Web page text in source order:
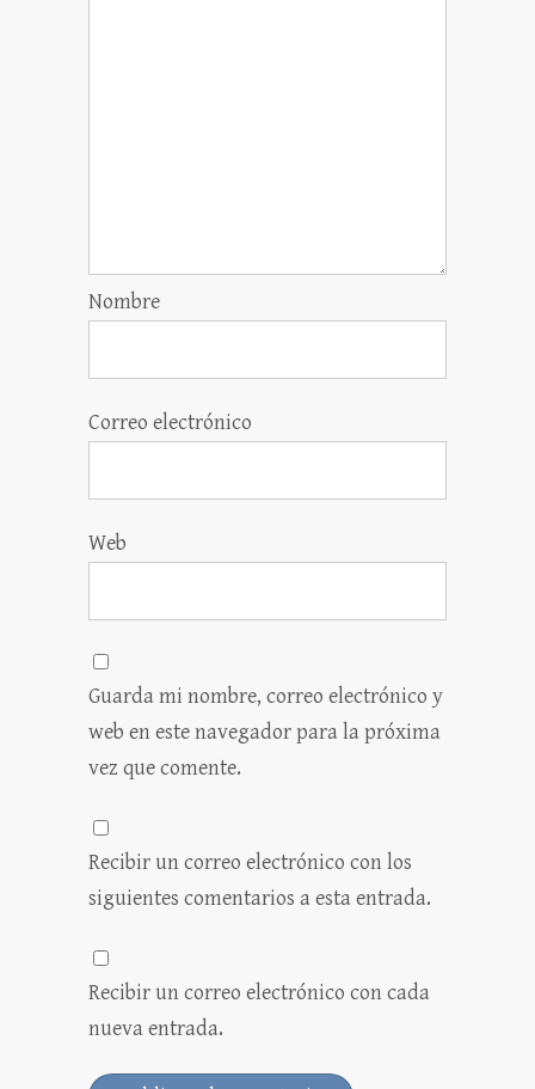
Nombre
Correo electrónico
Web
Guarda mi nombre, correo electrónico y
web en este navegador para la próxima
vez que comente.
Recibir un correo electrónico con los
siguientes comentarios a esta entrada.
Recibir un correo electrónico con cada
nueva entrada.